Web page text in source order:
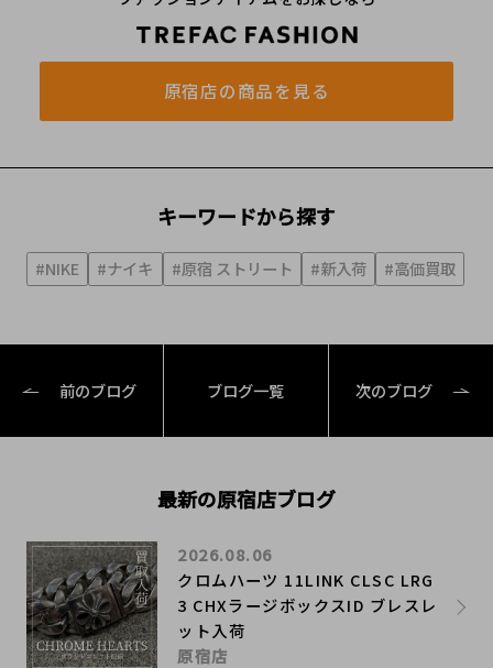
原宿店の商品を見る
キーワードから探す
#NIKE #ナイキ #原宿 ストリート #新入荷 #高価買取
前のブログ ブログ一覧 次のブログ
最新の原宿店ブログ
クロムハーツ 11LINK CLSC LRG
3 CHXラージボックスID ブレスレ
ット入荷
2026.08.06
原宿店